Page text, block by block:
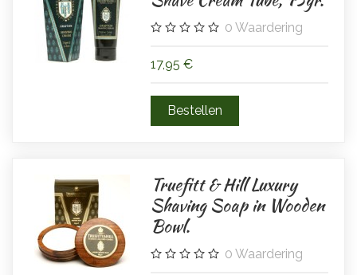
0 Waardering
17,95 €
Truefitt & Hill Luxury
Shaving Soap in Wooden
Bowl.
0 Waardering